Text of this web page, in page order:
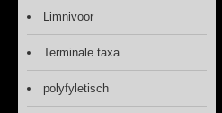
Limnivoor
Terminale taxa
polyfyletisch